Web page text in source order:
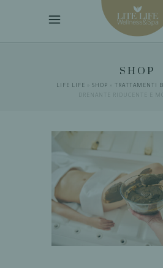
SHOP
LIFE LIFE SHOP TRATTAMENTI
DRENANTE RIDUCENTE E